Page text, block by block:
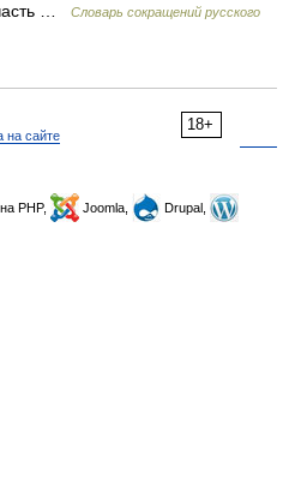
…
Словарь сокращений русского
18+
на сайте
PHP, Joomla,
Drupal,